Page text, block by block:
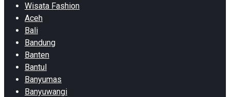
Wisata Fashion
Aceh
Bali
Bandung
Banten
Bantul
Banyumas
Banyuwangi